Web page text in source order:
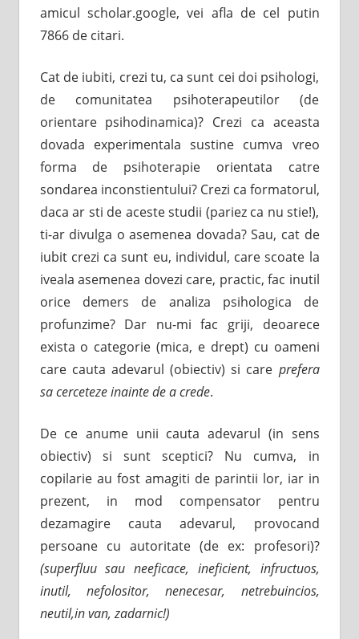
amicul scholar.google, vei afla de cel putin
7866 de citari.
Cat de iubiti, crezi tu, ca sunt cei doi psihologi,
de comunitatea psihoterapeutilor (de
orientare psihodinamica)? Crezi ca aceasta
dovada experimentala sustine cumva vreo
forma de psihoterapie orientata catre
sondarea inconstientului? Crezi ca formatorul,
daca ar sti de aceste studii (pariez ca nu stie!),
ti-ar divulga o asemenea dovada? Sau, cat de
iubit crezi ca sunt eu, individul, care scoate la
iveala asemenea dovezi care, practic, fac inutil
orice demers de analiza psihologica de
profunzime? Dar nu-mi fac griji, deoarece
exista o categorie (mica, e drept) cu oameni
care cauta adevarul (obiectiv) si care prefera
sa cerceteze inainte de a crede.
De ce anume unii cauta adevarul (in sens
obiectiv) si sunt sceptici? Nu cumva, in
copilarie au fost amagiti de parintii lor, iar in
prezent, in mod compensator pentru
dezamagire cauta adevarul, provocand
persoane cu autoritate (de ex: profesori)?
(superfluu sau neeficace, ineficient, infructuos,
inutil, nefolositor, nenecesar, netrebuincios,
neutil,in van, zadarnic!)